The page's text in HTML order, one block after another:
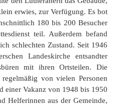
erwies, zur Verfügung. Es bot
180 bis 200 Besucher
teil. Außerdem befand
schlechten Zustand. Seit 1946
Landeskirche entsandter
mit ihren Ortsteilen. Die
von vielen Personen
einer Vakanz von 1948 bis 1950
Helferinnen aus der Gemeinde,